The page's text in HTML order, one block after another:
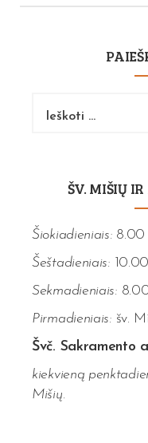
ŠV. MIŠIŲ
Šiokiadieniais:8.00
Šeštadieniais:
Sekmadieniais:
Pirmadieniais:šv.
Švč. Sakramento
kiekvieną
Mišių.